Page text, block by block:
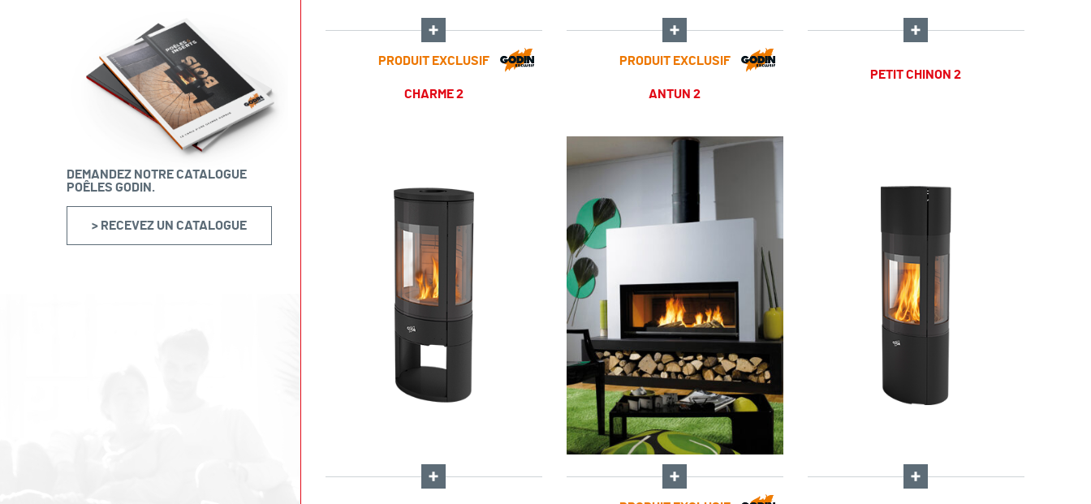
DEMANDEZ NOTRE CATALOGUE
POÊLES GODIN.
> RECEVEZ UN CATALOGUE
CHARME 2
PRODUIT EXCLUSIF
ANTUN 2
PRODUIT EXCLUSIF
PETIT CHINON 2